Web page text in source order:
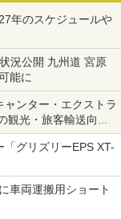
年のスケジュールや
況公開 九州道 宮原
能に
ンター・エクストラ
光・旅客輸送向け
グリズリーEPS XT-
車両運搬用ショート